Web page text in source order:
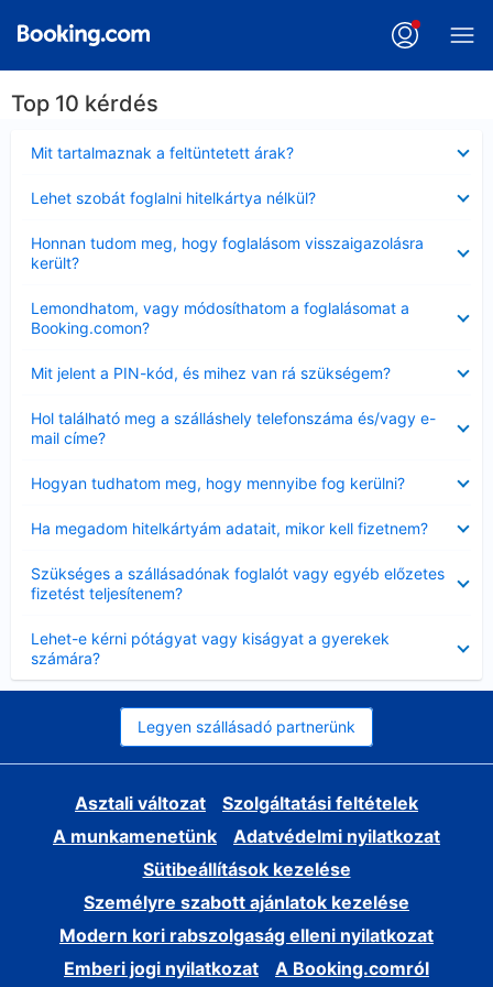
Top 10 kérdés
Mit tartalmaznak a feltüntetett árak?
Lehet szobát foglalni hitelkártya nélkül?
Honnan tudom meg, hogy foglalásom visszaigazolásra
került?
Lemondhatom, vagy módosíthatom a foglalásomat a
Booking.comon?
Mit jelent a PIN-kód, és mihez van rá szükségem?
Hol található meg a szálláshely telefonszáma és/vagy e-
mail címe?
Hogyan tudhatom meg, hogy mennyibe fog kerülni?
Ha megadom hitelkártyám adatait, mikor kell fizetnem?
Szükséges a szállásadónak foglalót vagy egyéb előzetes
fizetést teljesítenem?
Lehet-e kérni pótágyat vagy kiságyat a gyerekek
számára?
Legyen szállásadó partnerünk
Asztali változat
Szolgáltatási feltételek
A munkamenetünk
Adatvédelmi nyilatkozat
Sütibeállítások kezelése
Személyre szabott ajánlatok kezelése
Modern kori rabszolgaság elleni nyilatkozat
Emberi jogi nyilatkozat
A Booking.comról